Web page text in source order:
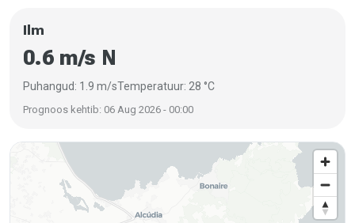
Ilm
0.6 m/s N
Puhangud: 1.9 m/sTemperatuur: 28 °C
Prognoos kehtib: 06 Aug 2026 - 00:00